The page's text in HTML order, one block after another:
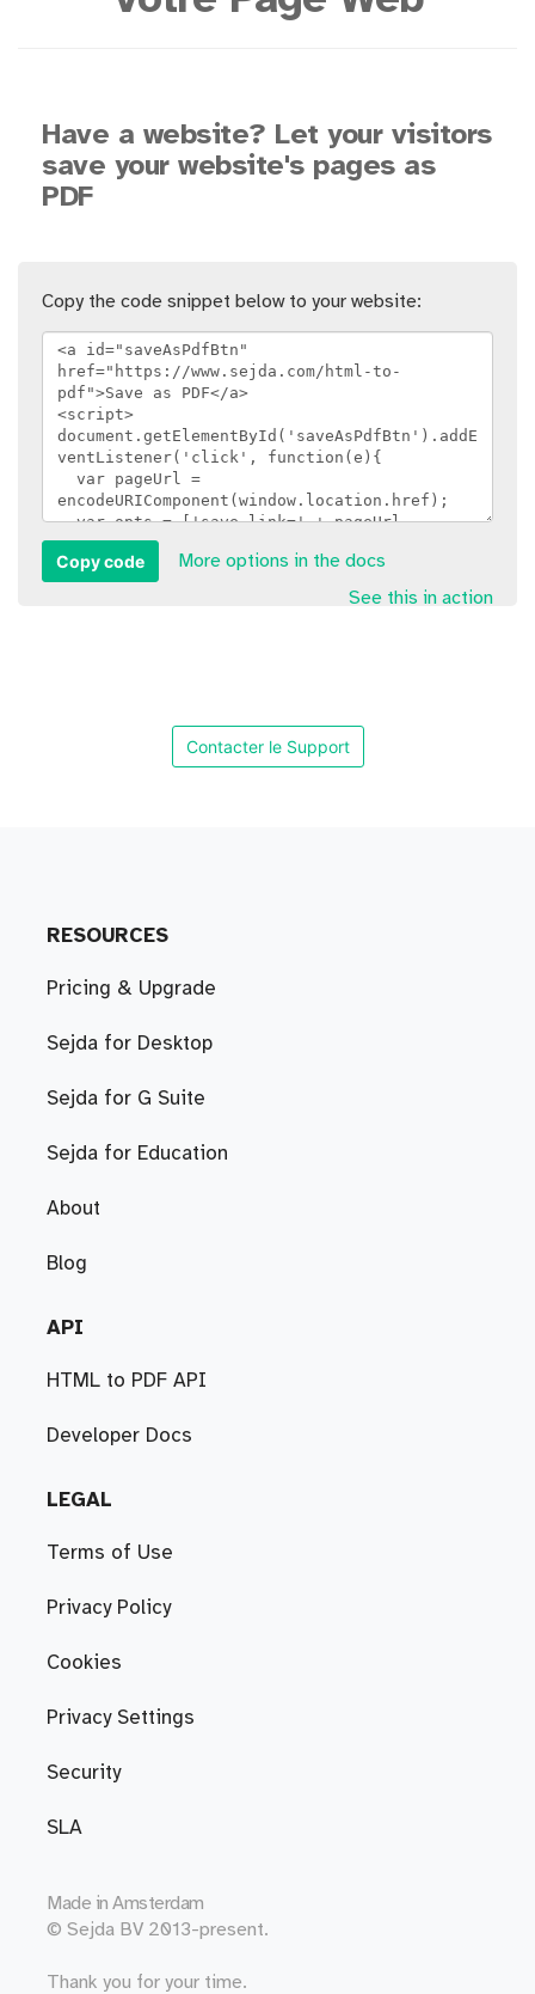
Have a website? Let your visitors
save your website's pages as
PDF
Copy the code snippet below to your website:
Copy code
More options in the docs
See this in action
Contacter le Support
RESOURCES
Pricing & Upgrade
Sejda for Desktop
Sejda for G Suite
Sejda for Education
About
Blog
API
HTML to PDF API
Developer Docs
LEGAL
Terms of Use
Privacy Policy
Cookies
Privacy Settings
Security
SLA
Made in Amsterdam
© Sejda BV 2013-present.
Thank you for your time.